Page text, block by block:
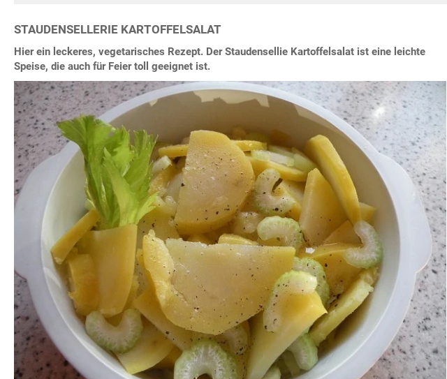
STAUDENSELLERIE KARTOFFELSALAT
Hier ein leckeres, vegetarisches Rezept. Der Staudensellie Kartoffelsalat ist eine leichte
Speise, die auch für Feier toll geeignet ist.